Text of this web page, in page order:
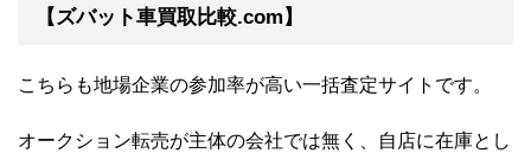
【ズバット車買取比較.com】
こちらも地場企業の参加率が高い一括査定サイトです。
オークション転売が主体の会社では無く、自店に在庫とし